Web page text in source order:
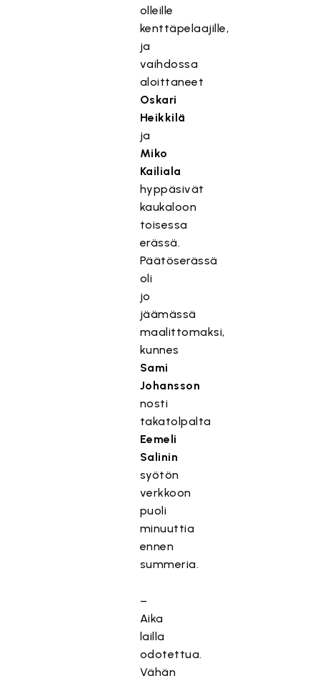
olleille
kenttäpelaajille,
ja
vaihdossa
aloittaneet
Oskari
Heikkilä
ja
Miko
Kailiala
hyppäsivät
kaukaloon
toisessa
erässä.
Päätöserässä
oli
jo
jäämässä
maalittomaksi,
kunnes
Sami
Johansson
nosti
takatolpalta
Eemeli
Salinin
syötön
verkkoon
puoli
minuuttia
ennen
summeria.
–
Aika
lailla
odotettua.
Vähän